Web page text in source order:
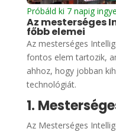
Próbáld ki 7 napig
Az mesterséges
főbb elemei
Az mesterséges
fontos elem tartozik,
ahhoz, hogy jobban
technológiát.
1.
Az Mesterséges